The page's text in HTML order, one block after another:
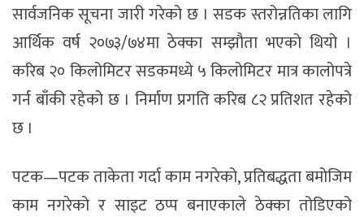
सार्वजनिक सूचना जारी गरेको छ । सडक स्तरोन्नतिका लागि
आर्थिक वर्ष २०७३/७४मा ठेक्का सम्झौता भएको थियो ।
करिब २० किलोमिटर सडकमध्ये ५ किलोमिटर मात्र कालोपत्रे
गर्न बाँकी रहेको छ । निर्माण प्रगति करिब ८२ प्रतिशत रहेको
छ ।
पटक—पटक ताकेता गर्दा काम नगरेको, प्रतिबद्धता बमोजिम
काम नगरेको र साइट ठप्प बनाएकाले ठेक्का तोडिएको